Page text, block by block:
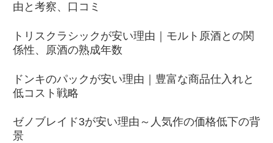
由と考察、口コミ
トリスクラシックが安い理由｜モルト原酒との関
係性、原酒の熟成年数
ドンキのパックが安い理由｜豊富な商品仕入れと
低コスト戦略
ゼノブレイド3が安い理由～人気作の価格低下の背
景